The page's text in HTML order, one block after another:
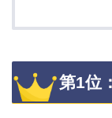
第1位